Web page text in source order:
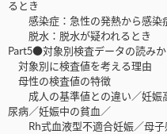
るとき
感染症：急性の発熱から感染
脱水：脱水が疑われるとき
Part5●対象別検査データの読み
対象別に検査値を考える理由
母性の検査値の特徴
成人の基準値との違い／妊娠
尿病／妊娠中の貧血／
Rh式血液型不適合妊娠／母子